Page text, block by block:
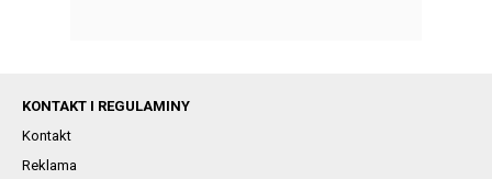
KONTAKT I REGULAMINY
Kontakt
Reklama